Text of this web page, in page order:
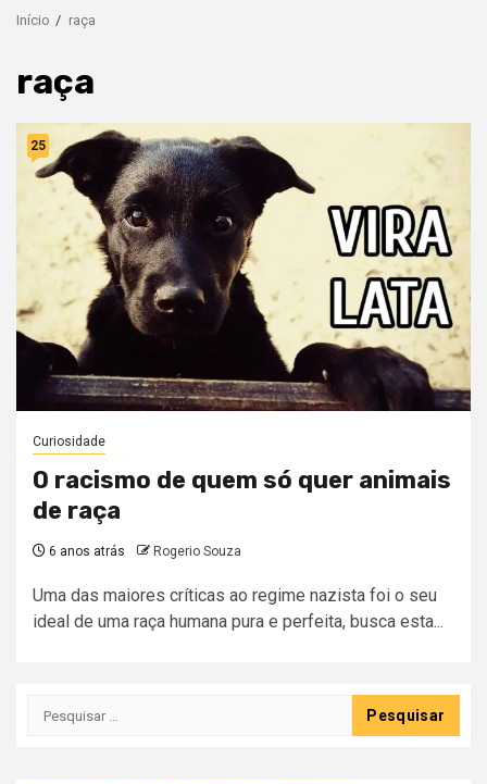
Início raça
raça
25
Curiosidade
O racismo de quem só quer animais
de raça
6 anos atrás Rogerio Souza
Uma das maiores críticas ao regime nazista foi o seu
ideal de uma raça humana pura e perfeita, busca esta...
Pesquisar